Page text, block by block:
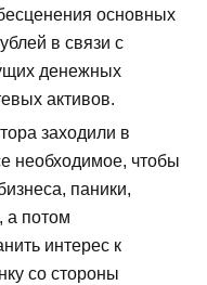
основных
в связи с
денежных
активов.
заходили в
необходимое, чтобы
паники,
а потом
интерес к
со стороны